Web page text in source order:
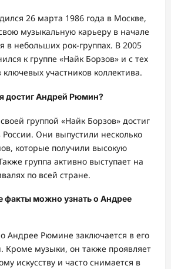
26 марта 1986 года в Москве,
музыкальную карьеру в начале
в небольших рок-группах. В 2005
к группе «Найк Борзов» и с тех
участников коллектива.
достиг Андрей Рюмин?
группой «Найк Борзов» достиг
России. Они выпустили несколько
которые получили высокую
группа активно выступает на
по всей стране.
факты можно узнать о Андрее
Андрее Рюмине заключается в его
Кроме музыки, он также проявляет
искусству и часто снимается в